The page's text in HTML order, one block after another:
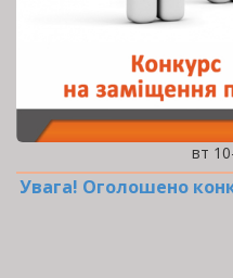
вт
Увага! Оголошено